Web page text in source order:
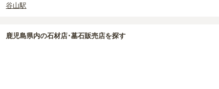
現地への見学が難しい場合は、資料請求でも各霊園の詳しい料金案
谷山駅
鹿児島県内の石材店･墓石販売店を探す